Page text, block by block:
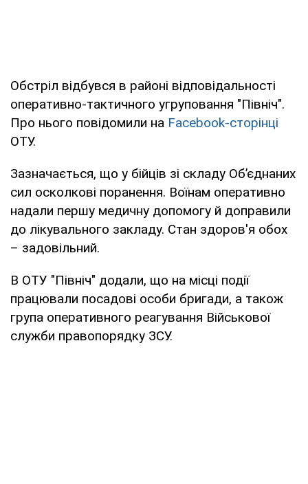
Обстріл відбувся в районі відповідальності
оперативно-тактичного угруповання "Північ".
Про нього повідомили на Facebook-сторінці
ОТУ.
Зазначається, що у бійців зі складу Об’єднаних
сил осколкові поранення. Воїнам оперативно
надали першу медичну допомогу й доправили
до лікувального закладу. Стан здоров'я обох
– задовільний.
В ОТУ "Північ" додали, що на місці події
працювали посадові особи бригади, а також
група оперативного реагування Військової
служби правопорядку ЗСУ.